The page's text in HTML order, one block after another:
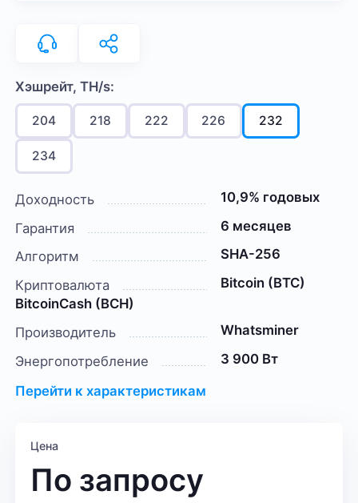
Хэшрейт, TH/s:
204 218 222 226 232
234
Доходность
10,9% годовых
Гарантия
6 месяцев
Алгоритм
SHA-256
Криптовалюта
Bitcoin (BTC)
BitcoinCash (BCH)
Производитель
Whatsminer
Энергопотребление
3 900 Вт
Перейти к характеристикам
Цена
По запросу